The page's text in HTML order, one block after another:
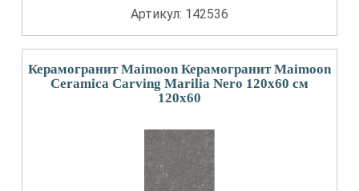
Артикул: 142536
Керамогранит Maimoon Керамогранит Maimoon
Ceramica Carving Marilia Nero 120х60 см
120x60